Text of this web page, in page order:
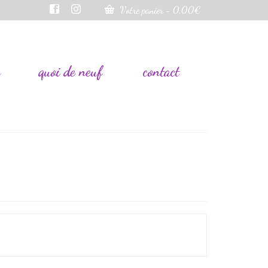
Votre panier - 0,00€
quoi de neuf contact